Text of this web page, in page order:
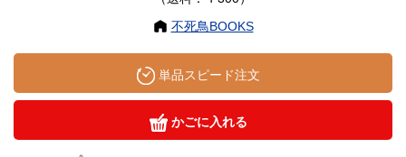
不死鳥BOOKS
単品スピード注文
かごに入れる